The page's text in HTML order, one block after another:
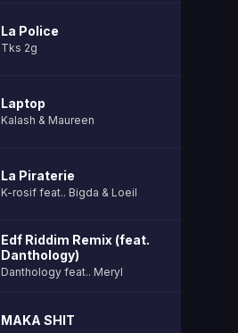
La Police
Tks 2g
Laptop
Kalash & Maureen
La Piraterie
K-rosif feat.. Bigda & Loeil
Edf Riddim Remix (feat.
Danthology)
Danthology feat.. Meryl
MAKA SHIT